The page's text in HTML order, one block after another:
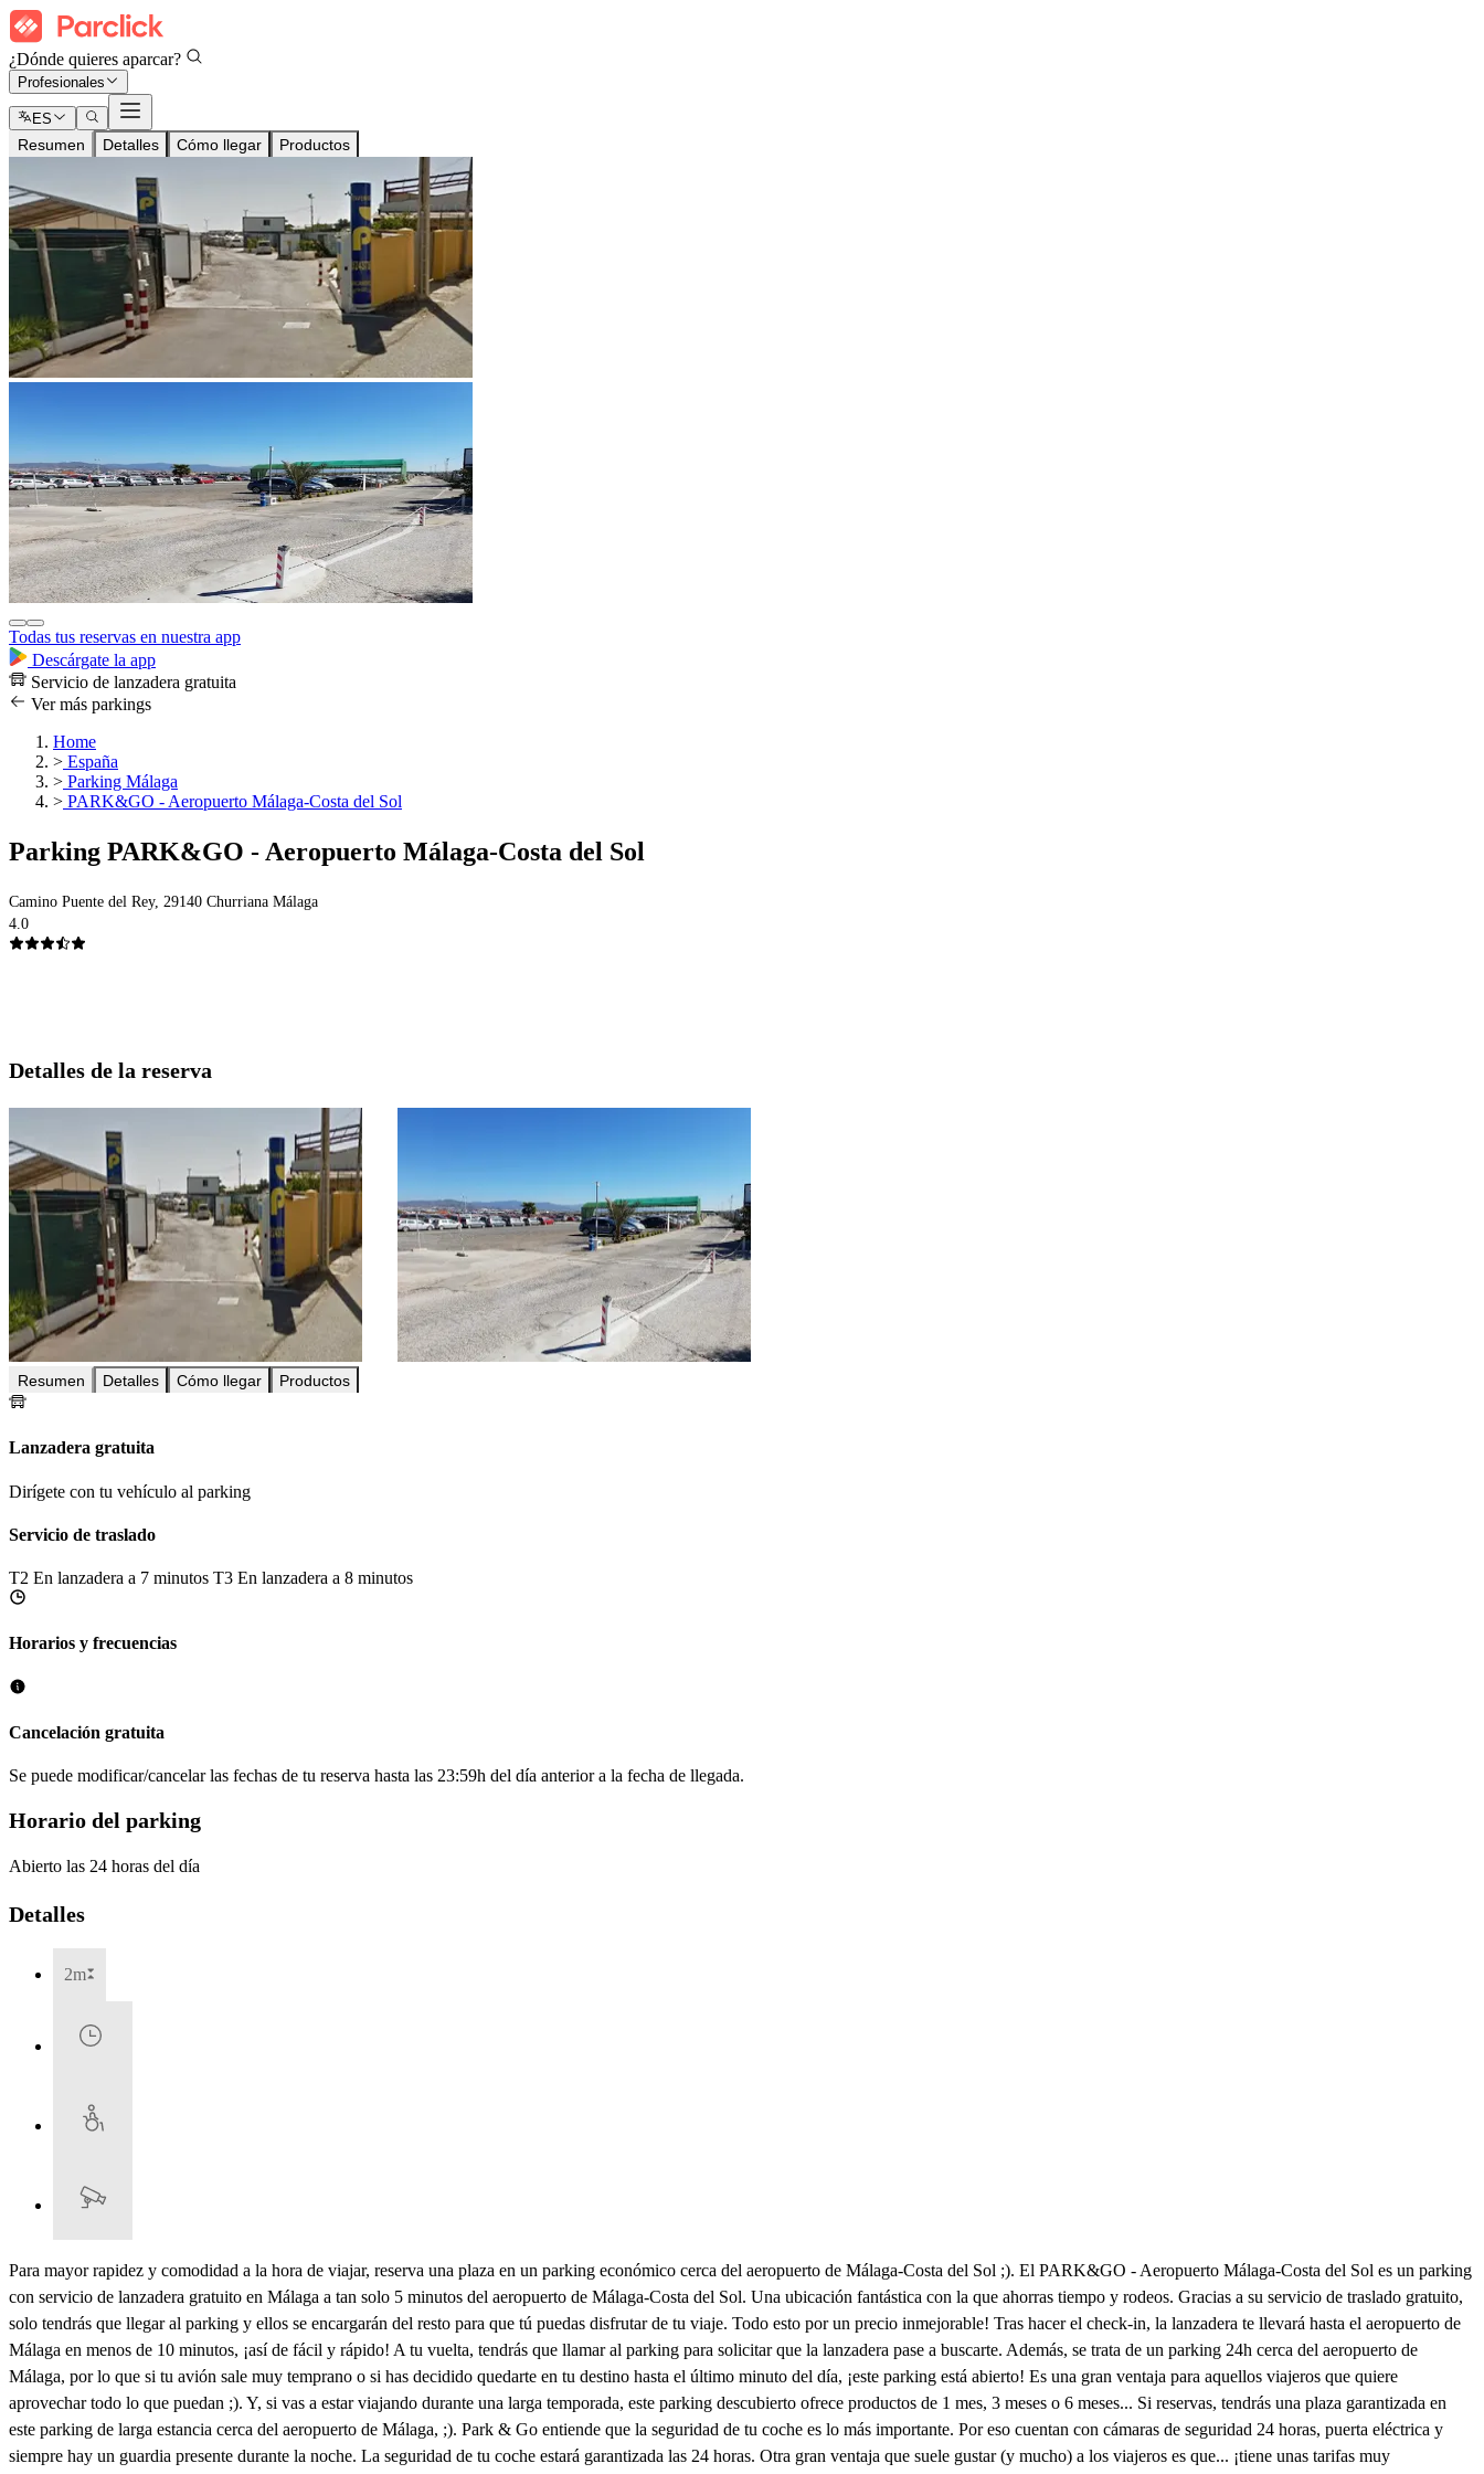
¿Dónde quieres aparcar?
Profesionales
ES
Resumen Detalles Cómo llegar Productos
Todas tus reservas en nuestra app
Descárgate la app
Servicio de lanzadera gratuita
Ver más parkings
Home
> España
> Parking Málaga
> PARK&GO - Aeropuerto Málaga-Costa del Sol
Parking PARK&GO - Aeropuerto Málaga-Costa del Sol
Camino Puente del Rey, 29140 Churriana Málaga
4.0
Detalles de la reserva
Resumen Detalles Cómo llegar Productos
Lanzadera gratuita
Dirígete con tu vehículo al parking
Servicio de traslado
T2 En lanzadera a 7 minutos T3 En lanzadera a 8 minutos
Horarios y frecuencias
Cancelación gratuita
Se puede modificar/cancelar las fechas de tu reserva hasta las 23:59h del día anterior a la fecha de llegada.
Horario del parking
Abierto las 24 horas del día
Detalles
2m
Para mayor rapidez y comodidad a la hora de viajar, reserva una plaza en un parking económico cerca del aeropuerto de Málaga-Costa del Sol ;). El PARK&GO - Aeropuerto Málaga-Costa del Sol es un parking
con servicio de lanzadera gratuito en Málaga a tan solo 5 minutos del aeropuerto de Málaga-Costa del Sol. Una ubicación fantástica con la que ahorras tiempo y rodeos. Gracias a su servicio de traslado gratuito,
solo tendrás que llegar al parking y ellos se encargarán del resto para que tú puedas disfrutar de tu viaje. Todo esto por un precio inmejorable! Tras hacer el check-in, la lanzadera te llevará hasta el aeropuerto de
Málaga en menos de 10 minutos, ¡así de fácil y rápido! A tu vuelta, tendrás que llamar al parking para solicitar que la lanzadera pase a buscarte. Además, se trata de un parking 24h cerca del aeropuerto de
Málaga, por lo que si tu avión sale muy temprano o si has decidido quedarte en tu destino hasta el último minuto del día, ¡este parking está abierto! Es una gran ventaja para aquellos viajeros que quiere
aprovechar todo lo que puedan ;). Y, si vas a estar viajando durante una larga temporada, este parking descubierto ofrece productos de 1 mes, 3 meses o 6 meses... Si reservas, tendrás una plaza garantizada en
este parking de larga estancia cerca del aeropuerto de Málaga, ;). Park & Go entiende que la seguridad de tu coche es lo más importante. Por eso cuentan con cámaras de seguridad 24 horas, puerta eléctrica y
siempre hay un guardia presente durante la noche. La seguridad de tu coche estará garantizada las 24 horas. Otra gran ventaja que suele gustar (y mucho) a los viajeros es que... ¡tiene unas tarifas muy